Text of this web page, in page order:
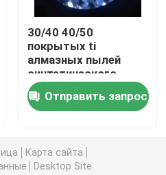
30/40 40/50
покрытых ti
алмазных пылей
синтетического
порошка диаманта
синтетических
Отправить запрос
Карта сайта
Desktop Site